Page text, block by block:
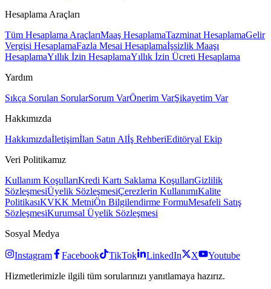
Hesaplama Araçları
Tüm Hesaplama AraçlarıMaaş HesaplamaTazminat HesaplamaGelir
Vergisi HesaplamaFazla Mesai Hesaplamaİşsizlik Maaşı
HesaplamaYıllık İzin HesaplamaYıllık İzin Ücreti Hesaplama
Yardım
Sıkça Sorulan SorularSorum VarÖnerim VarŞikayetim Var
Hakkımızda
Hakkımızdaİletişimİlan Satın Alİş RehberiEditöryal Ekip
Veri Politikamız
Kullanım KoşullarıKredi Kartı Saklama KoşullarıGizlilik
SözleşmesiÜyelik SözleşmesiÇerezlerin KullanımıKalite
PolitikasıKVKK MetniÖn Bilgilendirme FormuMesafeli Satış
SözleşmesiKurumsal Üyelik Sözleşmesi
Sosyal Medya
Instagram Facebook TikTok LinkedIn X
Youtube
Hizmetlerimizle ilgili tüm sorularınızı yanıtlamaya hazırız.